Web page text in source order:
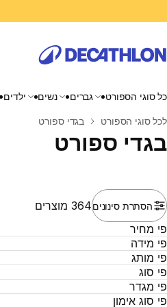
כל סוגי הספורט גברים נשים ילדים
בית
לכל סוגי הספורט בגדי ספורט
בגדי ספורט
הסתרת סינונים364 מוצרים
מחיר
מידה
מותג
סוג
מגדר
סוג אימון